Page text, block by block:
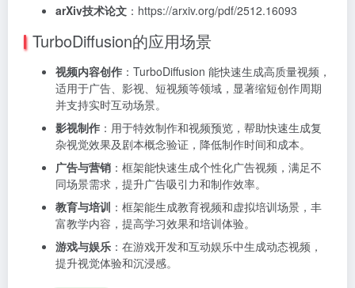
arXiv技术论文 ：https://arxiv.org/pdf/2512.16093
TurboDiffusion的应用场景
视频内容创作 ：TurboDiffusion 能快速生成高质量视频，
适用于广告、影视、短视频等领域，显著缩短创作周期
并支持实时互动场景。
影视制作 ：用于特效制作和视频预览，帮助快速生成复
杂视觉效果及剧本概念验证，降低制作时间和成本。
广告与营销 ：框架能快速生成个性化广告视频，满足不
同场景需求，提升广告吸引力和制作效率。
教育与培训 ：框架能生成教育视频和虚拟培训场景，丰
富教学内容，提高学习效果和培训体验。
游戏与娱乐 ：在游戏开发和互动娱乐中生成动态视频，
提升视觉体验和沉浸感。